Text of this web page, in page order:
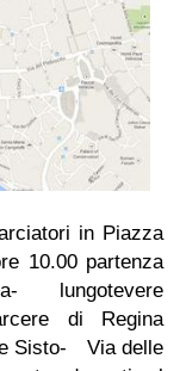
in Piazza
10.00 partenza
-
lungotevere
di Regina
Sisto-
Via delle